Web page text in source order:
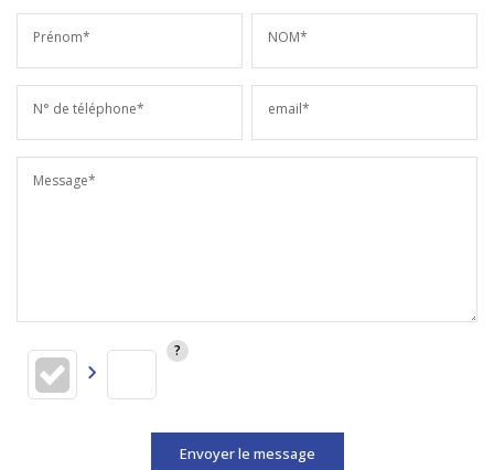
Prénom* NOM*
N° de téléphone* email*
Message*
Envoyer le message